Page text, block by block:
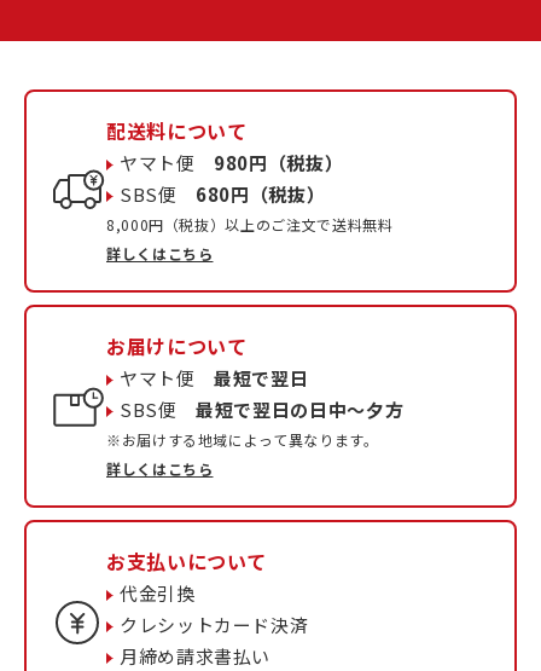
配送料について
ヤマト便 980円（税抜）
SBS便 680円（税抜）
8,000円（税抜）以上のご注文で送料無料
詳しくはこちら
お届けについて
ヤマト便最短で翌日
SBS便最短で翌日の日中〜夕方
※お届けする地域によって異なります。
詳しくはこちら
お支払いについて
代金引換
クレシットカード決済
月締め請求書払い